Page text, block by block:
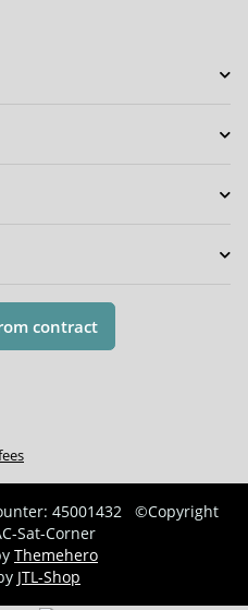
contract
45001432
©Copyright
Sat-Corner
Themehero
JTL-Shop